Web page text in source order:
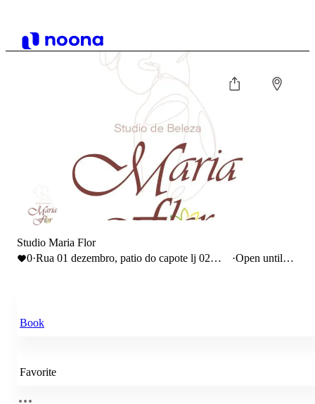
Studio Maria Flor
0·Rua 01 dezembro, patio do capote lj 02
·Open until
Book
Favorite